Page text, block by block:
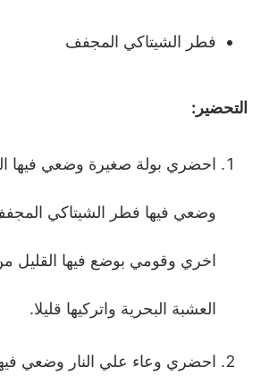
فطر الشيتاكي المجفف
التحضير:
احضري بولة صغيرة وضعي فيها
وضعي فيها فطر الشيتاكي
اخري وقومي بوضع فيها القليل
العشبة البحرية واتركيها قليلا.
احضري وعاء علي النار وضعي